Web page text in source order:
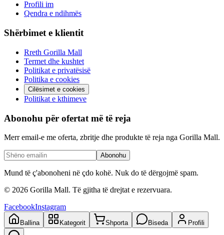
Profili im
Qendra e ndihmës
Shërbimet e klientit
Rreth Gorilla Mall
Termet dhe kushtet
Politikat e privatësisë
Politika e cookies
Cilësimet e cookies
Politikat e kthimeve
Abonohu për ofertat më të reja
Merr email-e me oferta, zbritje dhe produkte të reja nga Gorilla Mall.
Abonohu
Mund të ç'abonoheni në çdo kohë. Nuk do të dërgojmë spam.
© 2026 Gorilla Mall. Të gjitha të drejtat e rezervuara.
FacebookInstagram
Ballina Kategorit Shporta Biseda Profili